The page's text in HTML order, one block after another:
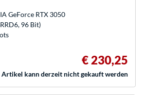
GeForce RTX 3050
96 Bit)
€ 230,25
Artikel kann derzeit nicht gekauft werden